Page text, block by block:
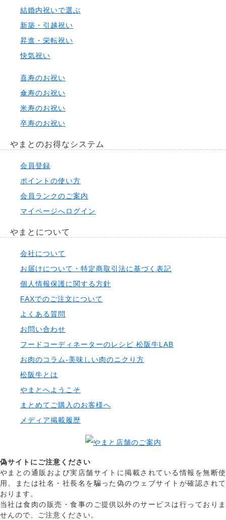
結婚内祝いで選ぶ
新築・引越祝い
昇進・栄転祝い
快気祝い
喜寿のお祝い
傘寿のお祝い
米寿のお祝い
卒寿のお祝い
やまとのお得なシステム
会員登録
ポイントの使い方
会員ランクのご案内
マイページへログイン
やまとについて
会社について
お届けについて・特定商取引法に基づく表記
個人情報保護に関する方針
FAXでのご注文について
よくある質問
お問い合わせ
フードコーディネーターのレシピ 松阪牛LAB
お肉のコラム-美味しい肉のニクり方
松阪牛とは
やまとへようこそ
まとめてご購入のお客様へ
メディア掲載履歴
偽サイトにご注意ください
やまとの通販および実店舗サイトに掲載されている情報を無断使
用、または社名・社長名を騙った偽のウェブサイトが確認されて
おります。
当社は食肉の販売・食事のご提供以外のサービスは行っておりま
せんので、ご注意ください。